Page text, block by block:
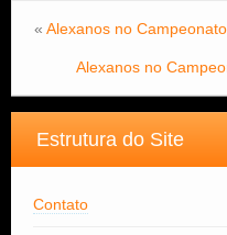
« Alexanos no
Alexanos no
Estrutura do Site
Contato